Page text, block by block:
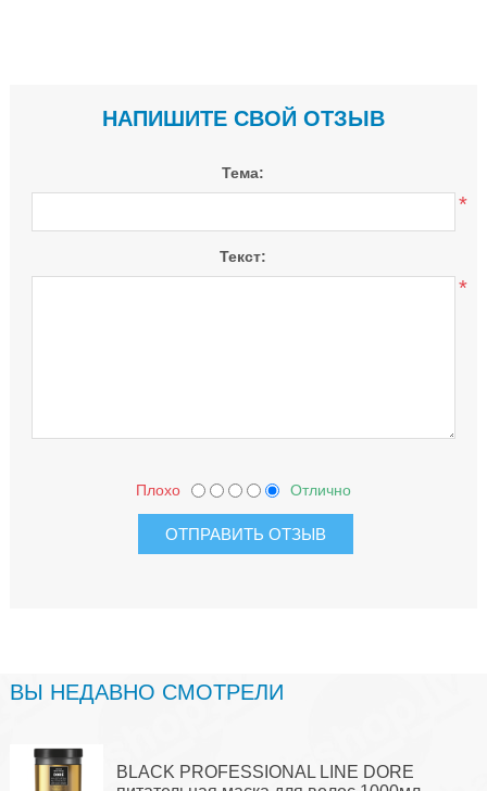
НАПИШИТЕ СВОЙ ОТЗЫВ
Тема:
*
Текст:
*
Плохо Отлично
ВЫ НЕДАВНО СМОТРЕЛИ
BLACK PROFESSIONAL LINE DORE